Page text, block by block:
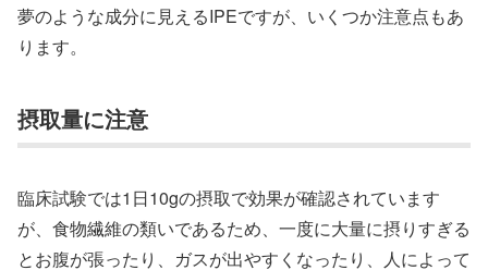
夢のような成分に見えるIPEですが、いくつか注意点もあ
ります。
摂取量に注意
臨床試験では1日10gの摂取で効果が確認されています
が、食物繊維の類いであるため、一度に大量に摂りすぎる
とお腹が張ったり、ガスが出やすくなったり、人によって